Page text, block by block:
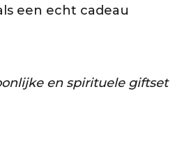
een echt cadeau
en spirituele giftset